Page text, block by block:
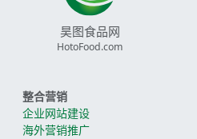
昊图食品网
HotoFood.com
整合营销
企业网站建设
海外营销推广